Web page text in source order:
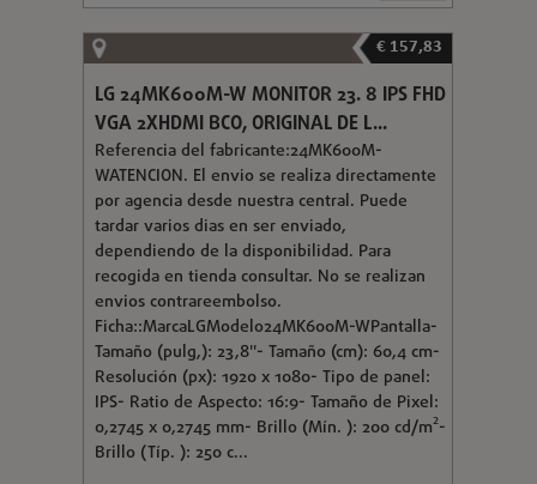
€ 157,83
LG 24MK600M-W MONITOR 23. 8 IPS FHD
VGA 2XHDMI BCO, ORIGINAL DE L...
Referencia del fabricante:24MK600M-
WATENCION. El envio se realiza directamente
por agencia desde nuestra central. Puede
tardar varios dias en ser enviado,
dependiendo de la disponibilidad. Para
recogida en tienda consultar. No se realizan
envios contrareembolso.
Ficha::MarcaLGModelo24MK600M-WPantalla-
Tamaño (pulg,): 23,8"- Tamaño (cm): 60,4 cm-
Resolución (px): 1920 x 1080- Tipo de panel:
IPS- Ratio de Aspecto: 16:9- Tamaño de Pixel:
0,2745 x 0,2745 mm- Brillo (Mín. ): 200 cd/m²-
Brillo (Típ. ): 250 c...